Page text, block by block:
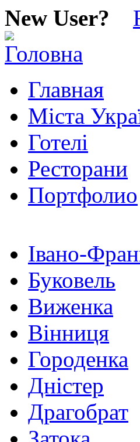
New User?
Главная
Міста
Готелі
Ресторани
Портфолио
Івано-
Буковель
Виженка
Вінниця
Городенка
Дністер
Драгобрат